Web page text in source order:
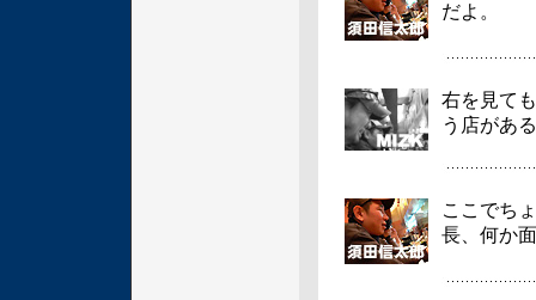
だよ。
右を見て
う店があ
ここでち
長、何か